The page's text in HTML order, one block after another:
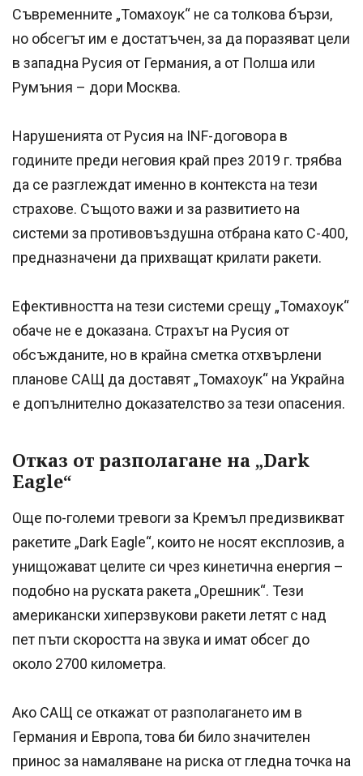
Съвременните „Томахоук“ не са толкова бързи,
но обсегът им е достатъчен, за да поразяват цели
в западна Русия от Германия, а от Полша или
Румъния – дори Москва.
Нарушенията от Русия на INF-договора в
годините преди неговия край през 2019 г. трябва
да се разглеждат именно в контекста на тези
страхове. Същото важи и за развитието на
системи за противовъздушна отбрана като С-400,
предназначени да прихващат крилати ракети.
Ефективността на тези системи срещу „Томахоук“
обаче не е доказана. Страхът на Русия от
обсъжданите, но в крайна сметка отхвърлени
планове САЩ да доставят „Томахоук“ на Украйна
е допълнително доказателство за тези опасения.
Отказ от разполагане на „Dark
Eagle“
Още по-големи тревоги за Кремъл предизвикват
ракетите „Dark Eagle“, които не носят експлозив, а
унищожават целите си чрез кинетична енергия –
подобно на руската ракета „Орешник“. Тези
американски хиперзвукови ракети летят с над
пет пъти скоростта на звука и имат обсег до
около 2700 километра.
Ако САЩ се откажат от разполагането им в
Германия и Европа, това би било значителен
принос за намаляване на риска от гледна точка на